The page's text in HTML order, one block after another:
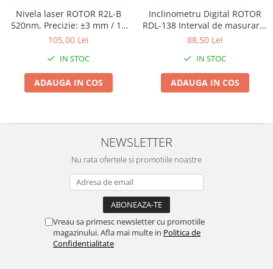
Tapet 3D Autoadeziv
Climatizare si echipamente de
Aere conditionate
Echipamente pt incalzire
Paturi electrice cu incalzire
Kituri de siguranta si supravietuire
Kit-uri Supravietuire si Accesorii
Curatenie si menaj
Nivela laser ROTOR R2L-B
520nm, Precizie: ±3 mm / 10
m
105,00 Lei
IN STOC
ADAUGA IN COS
Inclinometru Digital ROTOR
RDL-138 Interval de masurare:
4 x 90° (360° total)
88,50 Lei
IN STOC
ADAUGA IN COS
NEWSLETTER
Nu rata ofertele si promotiile noastre
Vreau sa primesc newsletter cu promotiile
magazinului. Afla mai multe in Politica de
Confidentialitate